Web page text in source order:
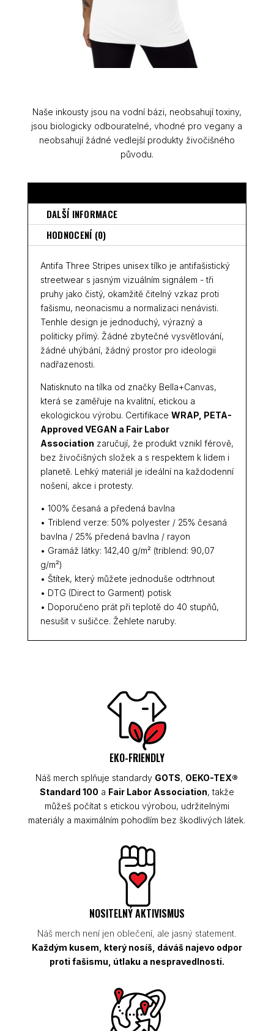
Naše inkousty jsou na vodní bázi, neobsahují toxiny,
jsou biologicky odbouratelné, vhodné pro vegany a
neobsahují žádné vedlejší produkty živočišného
původu.
DALŠÍ INFORMACE
HODNOCENÍ (0)
Antifa Three Stripes unisex tílko je antifašistický
streetwear s jasným vizuálním signálem - tři
pruhy jako čistý, okamžitě čitelný vzkaz proti
fašismu, neonacismu a normalizaci nenávisti.
Tenhle design je jednoduchý, výrazný a
politicky přímý. Žádné zbytečné vysvětlování,
žádné uhýbání, žádný prostor pro ideologii
nadřazenosti.
Natisknuto na tílka od značky Bella+Canvas,
která se zaměřuje na kvalitní, etickou a
ekologickou výrobu. Certifikace WRAP, PETA-
Approved VEGAN a Fair Labor
Association zaručují, že produkt vznikl férově,
bez živočišných složek a s respektem k lidem i
planetě. Lehký materiál je ideální na každodenní
nošení, akce i protesty.
• 100% česaná a předená bavlna
• Triblend verze: 50% polyester / 25% česaná
bavlna / 25% předená bavlna / rayon
• Gramáž látky: 142,40 g/m² (triblend: 90,07
g/m²)
• Štítek, který můžete jednoduše odtrhnout
• DTG (Direct to Garment) potisk
• Doporučeno prát při teplotě do 40 stupňů,
nesušit v sušičce. Žehlete naruby.
EKO-FRIENDLY
Náš merch splňuje standardy GOTS, OEKO-TEX®
Standard 100 a Fair Labor Association, takže
můžeš počítat s etickou výrobou, udržitelnými
materiály a maximálním pohodlím bez škodlivých látek.
NOSITELNÝ AKTIVISMUS
Náš merch není jen oblečení, ale jasný statement.
Každým kusem, který nosíš, dáváš najevo odpor
proti fašismu, útlaku a nespravedlnosti.